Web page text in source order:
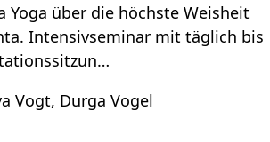
Yoga über die höchste Weisheit
Intensivseminar mit täglich bis
Vogt, Durga Vogel